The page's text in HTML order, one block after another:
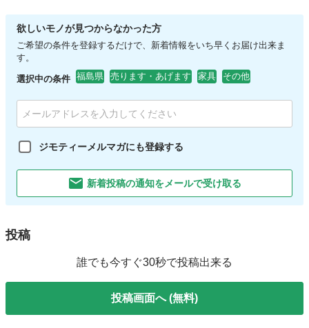
欲しいモノが見つからなかった方
ご希望の条件を登録するだけで、新着情報をいち早くお届け出来ま
す。
選択中の条件 福島県 売ります・あげます 家具 その他
ジモティーメルマガにも登録する
新着投稿の通知をメールで受け取る
投稿
誰でも今すぐ30秒で投稿出来る
投稿画面へ (無料)